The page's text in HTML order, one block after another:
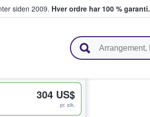
siden 2009. Hver ordre har 100 % garanti.
304 US$
pr. stk.